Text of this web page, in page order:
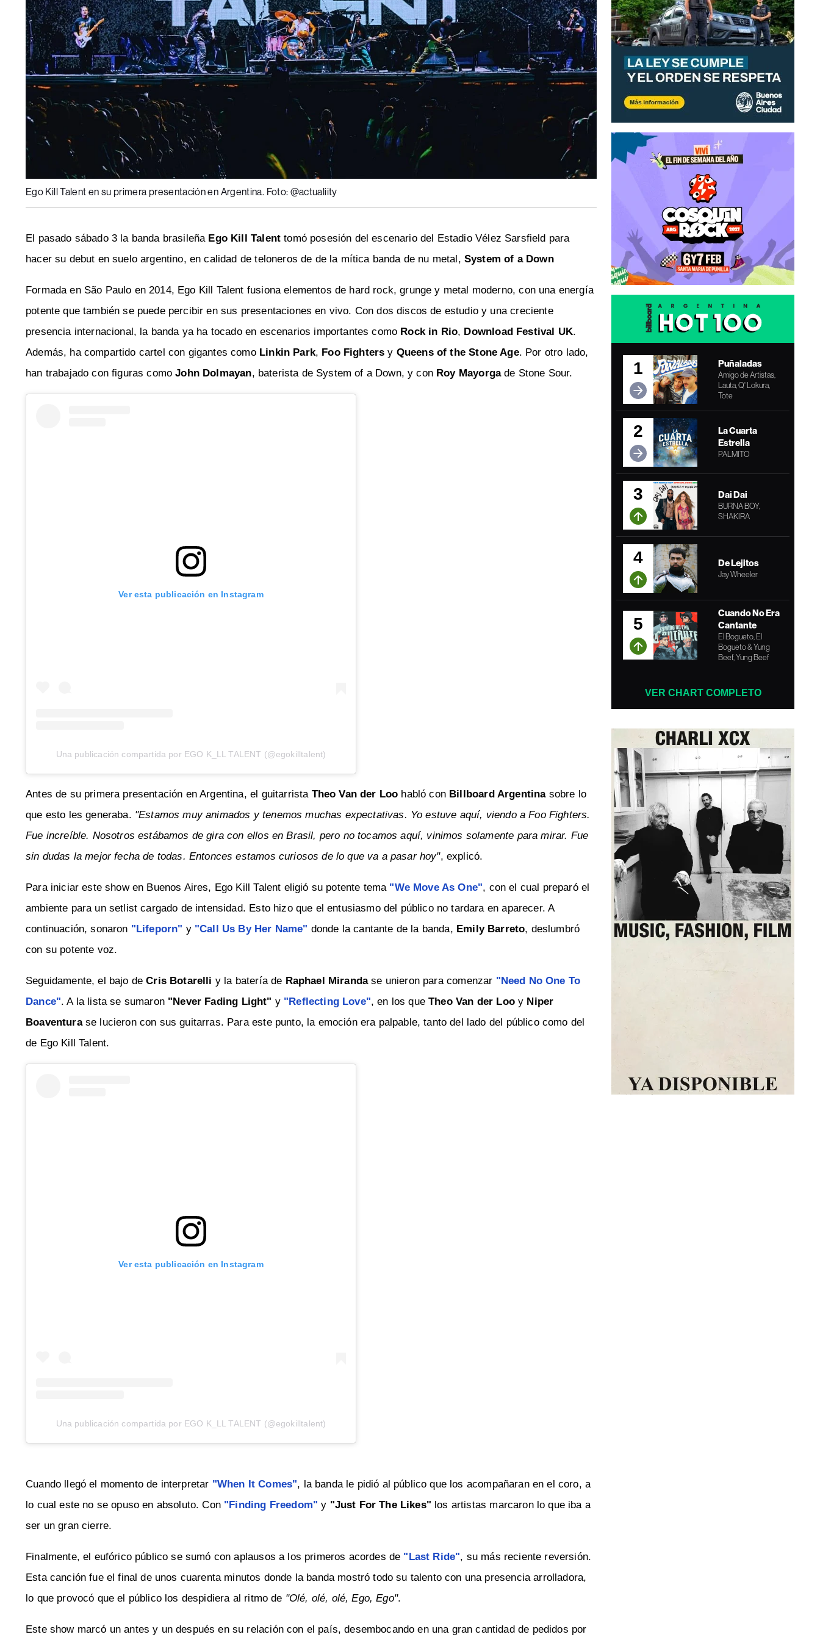
Ego Kill Talent en su primera presentación en Argentina. Foto: @actualiity
El pasado sábado 3 la banda brasileña Ego Kill Talent tomó posesión del escenario del Estadio Vélez Sarsfield para
hacer su debut en suelo argentino, en calidad de teloneros de de la mítica banda de nu metal, System of a Down
Formada en São Paulo en 2014, Ego Kill Talent fusiona elementos de hard rock, grunge y metal moderno, con una energía
potente que también se puede percibir en sus presentaciones en vivo. Con dos discos de estudio y una creciente
presencia internacional, la banda ya ha tocado en escenarios importantes como Rock in Rio, Download Festival UK.
Además, ha compartido cartel con gigantes como Linkin Park, Foo Fighters y Queens of the Stone Age. Por otro lado,
han trabajado con figuras comoJohn Dolmayan, baterista de System of a Down, y con Roy Mayorgade Stone Sour.
Ver esta publicación en Instagram
Una publicación compartida por EGO K_LL TALENT (@egokilltalent)
Antes de su primera presentación en Argentina, el guitarrista Theo Van der Loo habló con Billboard Argentinasobre lo
que esto les generaba. "Estamos muy animados y tenemos muchas expectativas. Yo estuve aquí, viendo a Foo Fighters.
Fue increíble. Nosotros estábamos de gira con ellos en Brasil, pero no tocamos aquí, vinimos solamente para mirar. Fue
sin dudas la mejor fecha de todas. Entonces estamos curiosos de lo que va a pasar hoy", explicó.
Para iniciar este show en Buenos Aires, Ego Kill Talent eligió su potente tema "We Move As One", con el cual preparó el
ambiente para un setlist cargado de intensidad. Esto hizo que el entusiasmo del público no tardara en aparecer. A
continuación, sonaron "Lifeporn" y "Call Us By Her Name" donde la cantante de la banda, Emily Barreto, deslumbró
con su potente voz.
Seguidamente, el bajo deCris Botarelli y la batería de Raphael Mirandase unieron para comenzar "Need No One To
Dance". A la lista se sumaron "Never Fading Light" y "Reflecting Love", en los queTheo Van der Looy Niper
Boaventurase lucieron con sus guitarras. Para este punto, la emoción era palpable, tanto del lado del público como del
de Ego Kill Talent.
Ver esta publicación en Instagram
Una publicación compartida por EGO K_LL TALENT (@egokilltalent)
Cuando llegó el momento de interpretar "When It Comes", la banda le pidió al público que los acompañaran en el coro, a
lo cual este no se opuso en absoluto. Con "Finding Freedom" y "Just For The Likes" los artistas marcaron lo que iba a
ser un gran cierre.
Finalmente, el eufórico público se sumó con aplausos a los primeros acordes de "Last Ride", su más reciente reversión.
Esta canción fue el final de unos cuarenta minutos donde la banda mostró todo su talento con una presencia arrolladora,
lo que provocó que el público los despidiera al ritmo de "Olé, olé, olé, Ego, Ego".
Este show marcó un antes y un después en su relación con el país, desembocando en una gran cantidad de pedidos por
1 Puñaladas
Amigo de Artistas,
Lauta, Q' Lokura,
Tote
2
La Cuarta
Estrella
PALMITO
3 Dai Dai
BURNA BOY,
SHAKIRA
4 De Lejitos
Jay Wheeler
5
Cuando No Era
Cantante
El Bogueto, El
Bogueto & Yung
Beef, Yung Beef
VER CHART COMPLETO